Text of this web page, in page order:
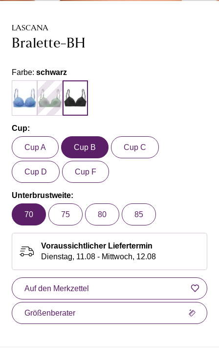
LASCANA
Bralette-BH
Farbe: schwarz
Cup:
Cup A Cup B Cup C
Cup D Cup F
Unterbrustweite:
70 75 80 85
Voraussichtlicher Liefertermin
Dienstag, 11.08 - Mittwoch, 12.08
Auf den Merkzettel
Größenberater